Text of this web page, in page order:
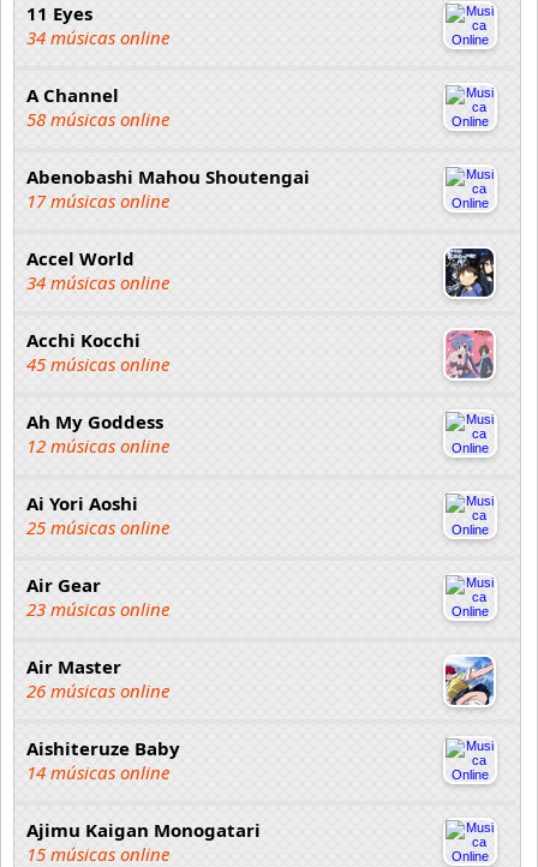
11 Eyes
34 músicas online
A Channel
58 músicas online
Abenobashi Mahou Shoutengai
17 músicas online
Accel World
34 músicas online
Acchi Kocchi
45 músicas online
Ah My Goddess
12 músicas online
Ai Yori Aoshi
25 músicas online
Air Gear
23 músicas online
Air Master
26 músicas online
Aishiteruze Baby
14 músicas online
Ajimu Kaigan Monogatari
15 músicas online